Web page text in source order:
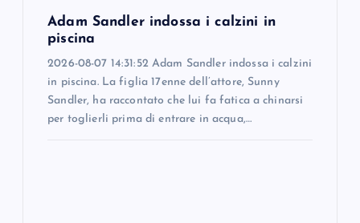
Adam Sandler indossa i calzini in
piscina
2026-08-07 14:31:52 Adam Sandler indossa i calzini
in piscina. La figlia 17enne dell’attore, Sunny
Sandler, ha raccontato che lui fa fatica a chinarsi
per toglierli prima di entrare in acqua,…